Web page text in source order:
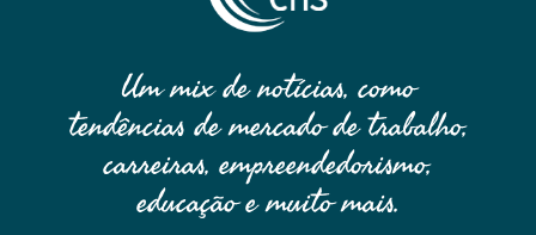
Um mix de notícias, como
tendências de mercado de trabalho,
carreiras, empreendedorismo,
educação e muito mais.